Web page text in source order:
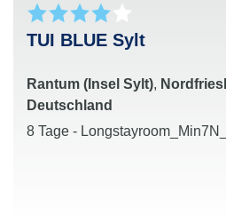
TUI BLUE Sylt
Rantum (Insel Sylt),
Deutschland
8 Tage -